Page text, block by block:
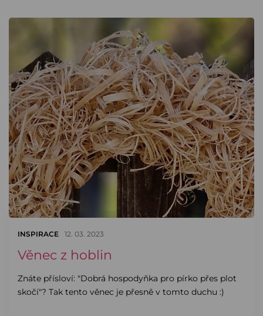
INSPIRACE 12. 03. 2023
Věnec z hoblin
Znáte přísloví: "Dobrá hospodyňka pro pírko přes plot
skočí"? Tak tento věnec je přesně v tomto duchu :)